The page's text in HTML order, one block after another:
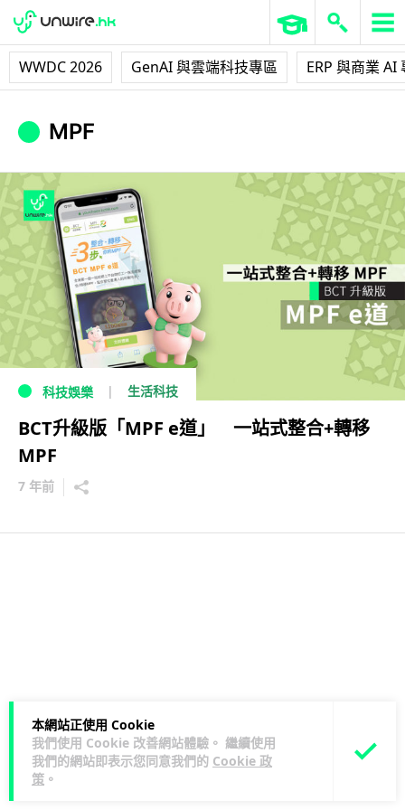
WWDC 2026 GenAI 與雲端科技專區 ERP 與商業 AI
本網站正使用 Cookie
我們使用 Cookie 改善網站體驗。 繼續使用
我們的網站即表示您同意我們的 Cookie 政
策 。
MPF
科技娛樂 生活科技
BCT升級版「MPF e道」 一站式整合+轉移
MPF
7 年前